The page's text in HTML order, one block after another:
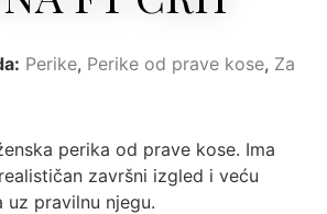
Perike, Perike od prave kose, Za
perika od prave kose. Ima
završni izgled i veću
pravilnu njegu.